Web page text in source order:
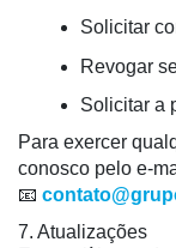
Solicitar
Revogar
Solicitar a
Para exercer
conosco pelo e-
📧
7. Atualizações